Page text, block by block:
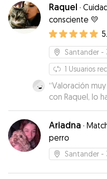
Raquel ·
consciente 💛
Santander -
1 Usuarios
“Valoración
con Raquel, lo
sido puntual . Cuando vuelva necesitar de
vuestros
ella.”
Ariadna ·
perro
Santander -